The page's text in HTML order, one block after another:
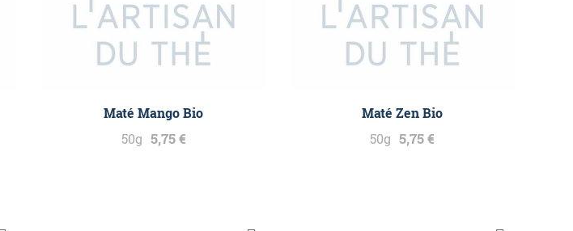
Maté Mango Bio
50g 5,75 €
Maté Zen Bio
50g 5,75 €